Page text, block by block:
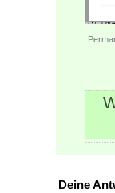
Deine